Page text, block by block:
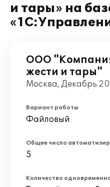
и тары» на
ООО
жести и тары"
Москва, Декабрь
Вариант работы
Файловый
Общее число
5
Количество